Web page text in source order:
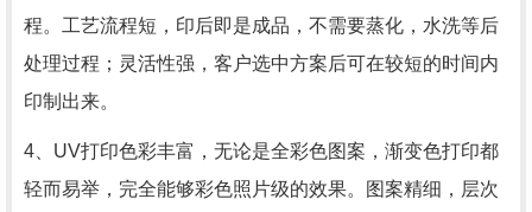
程。工艺流程短，印后即是成品，不需要蒸化，水洗等后
处理过程；灵活性强，客户选中方案后可在较短的时间内
印制出来。
4、UV打印色彩丰富，无论是全彩色图案，渐变色打印都
轻而易举，完全能够彩色照片级的效果。图案精细，层次